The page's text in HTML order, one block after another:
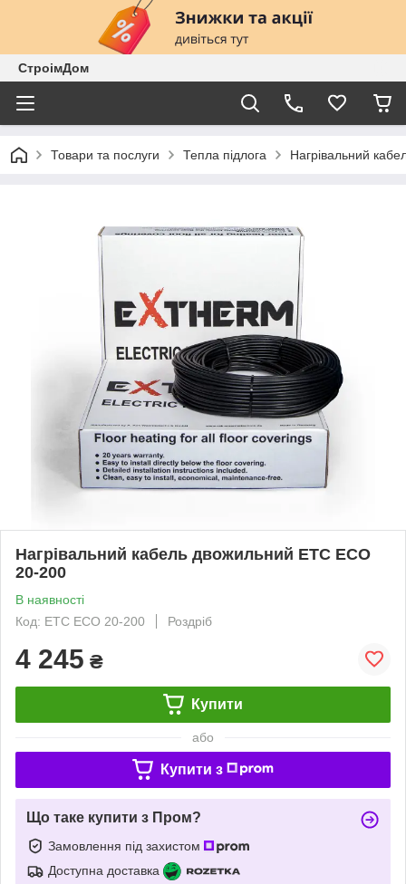
СтроімДом
Товари та послуги Тепла підлога Нагрівальний
Нагрівальний кабель двожильний ETС ECO
20-200
В наявності
Код: ETC ECO 20-200
Роздріб
4 245 ₴
Купити
або
Купити з
Що таке купити з Пром?
Замовлення під захистом
Доступна доставка